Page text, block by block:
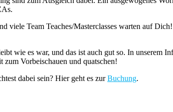
viele Team Teaches/Masterclasses warten auf
wie es war, und das ist auch gut so. In unserem
Vorbeischauen und quatschen!
dabei sein? Hier geht es zurBuchung.